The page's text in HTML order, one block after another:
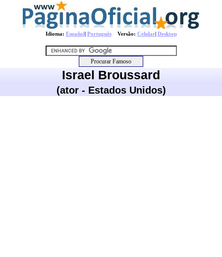
Idioma: Español| PortuguêsVersão: Celular| Desktop
Israel Broussard
(ator - Estados Unidos)